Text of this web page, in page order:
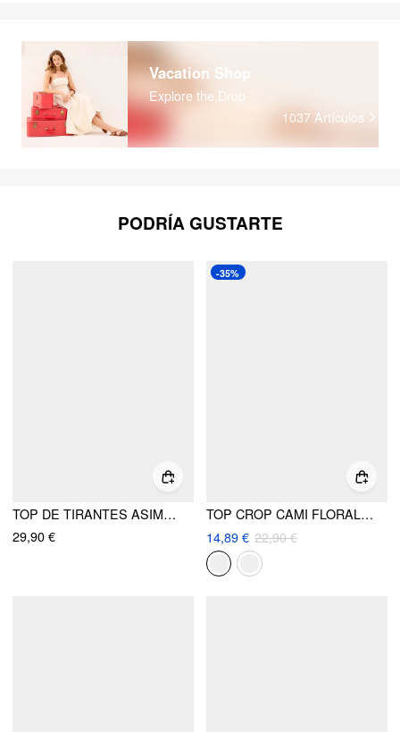
Vacation Shop
Explore the Drop
1037 Artículos
PODRÍA GUSTARTE
TOP DE TIRANTES ASIMÉTRICO CON CUELLO FRUNCIDO Y FLORAL DE MALLA
29,90 €
-35%
TOP CROP CAMI FLORAL CON NUDO Y CUELLO HALTER DE MALLA
14,89 € 22,90 €